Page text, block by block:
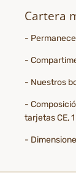
Cartera
-
-
- Nuestros
-
tarjetas CE,
-